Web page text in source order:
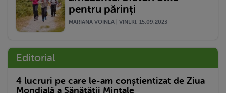
pentru părinți
MARIANA VOINEA | VINERI, 15.09.2023
Editorial
4 lucruri pe care le-am conștientizat de Ziua
Mondială a Sănătății Mintale